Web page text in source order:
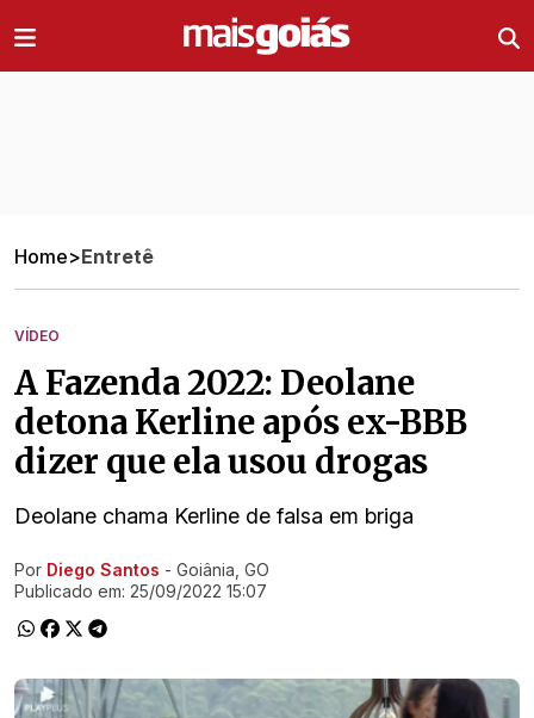
Home>Entretê
VÍDEO
A Fazenda 2022: Deolane
detona Kerline após ex-BBB
dizer que ela usou drogas
Deolane chama Kerline de falsa em briga
Ir direto pra matéria
Por Diego Santos - Goiânia, GO
Publicado em: 25/09/2022 15:07